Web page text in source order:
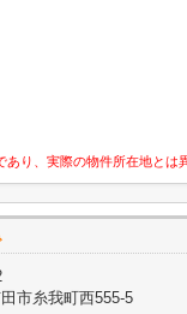
り、実際の物件所在地とは
市糸我町西555-5